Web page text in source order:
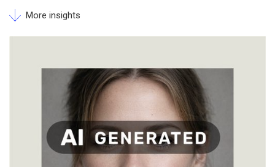
More insights